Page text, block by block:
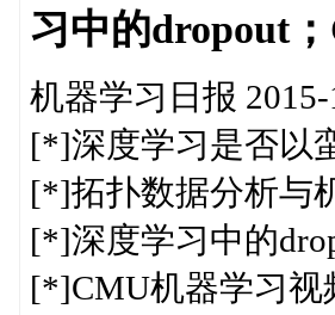
习中的dropout
机器学习日报 2015-
[*]深度学习是否以
[*]拓扑数据分析与
[*]深度学习中的
[*]CMU机器学习视